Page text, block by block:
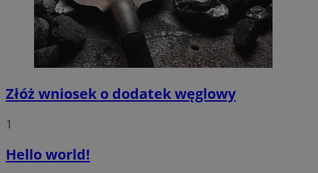
Złóż wniosek o dodatek węglowy
1
Hello world!